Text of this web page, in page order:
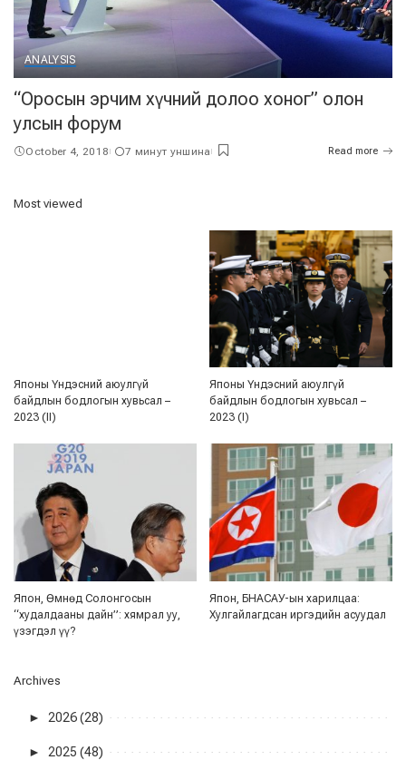
ANALYSIS
“Оросын эрчим хүчний долоо хоног” олон
улсын форум
October 4, 2018 7 минут уншина Read more
Most viewed
Японы Үндэсний аюулгүй
байдлын бодлогын хувьсал –
2023 (II)
Японы Үндэсний аюулгүй
байдлын бодлогын хувьсал –
2023 (I)
Япон, Өмнөд Солонгосын
“худалдааны дайн”: хямрал уу,
үзэгдэл үү?
Япон, БНАСАУ-ын харилцаа:
Хулгайлагдсан иргэдийн асуудал
Archives
► 2026 (28)
► 2025 (48)